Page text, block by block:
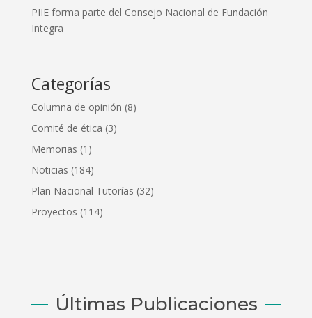
PIIE forma parte del Consejo Nacional de Fundación
Integra
Categorías
Columna de opinión (8)
Comité de ética (3)
Memorias (1)
Noticias (184)
Plan Nacional Tutorías (32)
Proyectos (114)
Últimas Publicaciones